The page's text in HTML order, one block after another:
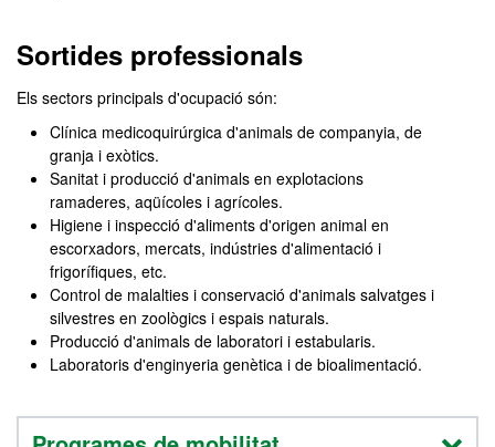
Sortides professionals
Els sectors principals d'ocupació són:
Clínica medicoquirúrgica d'animals de companyia, de
granja i exòtics.
Sanitat i producció d'animals en explotacions
ramaderes, aqüícoles i agrícoles.
Higiene i inspecció d'aliments d'origen animal en
escorxadors, mercats, indústries d'alimentació i
frigorífiques, etc.
Control de malalties i conservació d'animals salvatges i
silvestres en zoològics i espais naturals.
Producció d'animals de laboratori i estabularis.
Laboratoris d'enginyeria genètica i de bioalimentació.